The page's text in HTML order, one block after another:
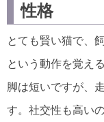
性格
とても賢い猫で、
という動作を覚え
脚は短いですが、
す。社交性も高い